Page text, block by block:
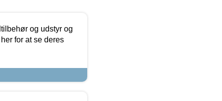
og udstyr og
for at se deres